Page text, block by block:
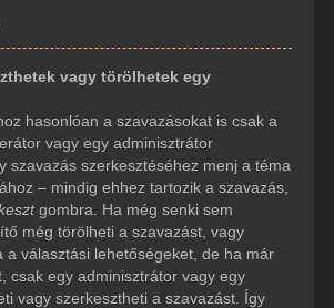
vagy törölhetek egy
hasonlóan a szavazásokat is csak a
vagy egy adminisztrátor
szavazás szerkesztéséhez menj a téma
– mindig ehhez tartozik a szavazás,
gombra. Ha még senki sem
még törölheti a szavazást, vagy
a választási lehetőségeket, de ha már
csak egy adminisztrátor vagy egy
vagy szerkesztheti a szavazást. Így